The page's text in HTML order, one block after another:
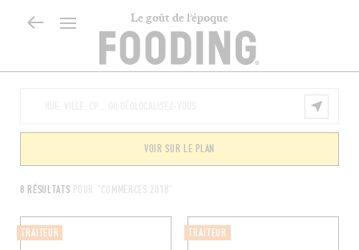
Le goût de l’époque
8 RÉSULTATS POUR "COMMERCES 2018"
VOIR SUR LE PLAN
TRAITEUR TRAITEUR